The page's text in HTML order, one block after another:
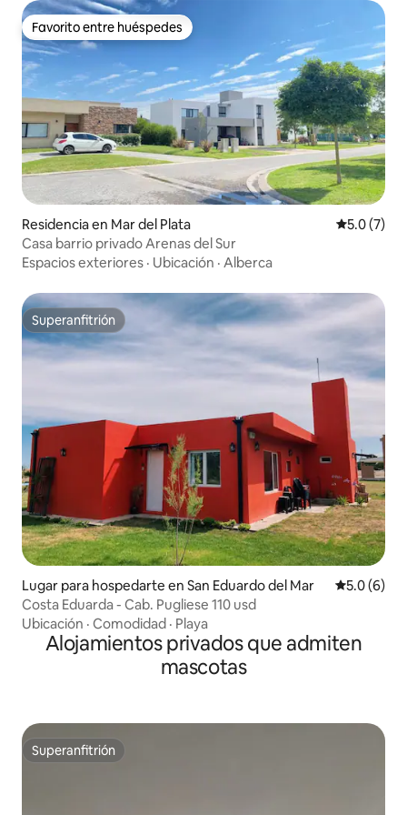
Favorito entre huéspedes
Favorito entre huéspedes
Residencia en Mar del Plata
5.0 (7)
Casa barrio privado Arenas del Sur
Espacios exteriores · Ubicación · Alberca
Superanfitrión
Superanfitrión
Lugar para hospedarte en San Eduardo del Mar
5.0 (6)
Costa Eduarda - Cab. Pugliese 110 usd
Ubicación · Comodidad · Playa
Alojamientos privados que admiten
mascotas
Superanfitrión
Superanfitrión